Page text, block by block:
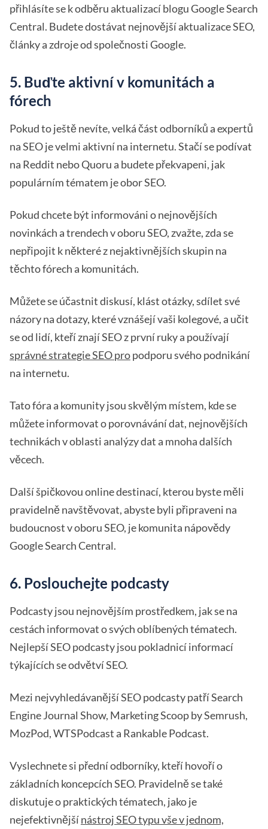
přihlásíte se k odběru aktualizací blogu Google Search
Central. Budete dostávat nejnovější aktualizace SEO,
články a zdroje od společnosti Google.
5. Buďte aktivní v komunitách a
fórech
Pokud to ještě nevíte, velká část odborníků a expertů
na SEO je velmi aktivní na internetu. Stačí se podívat
na Reddit nebo Quoru a budete překvapeni, jak
populárním tématem je obor SEO.
Pokud chcete být informováni o nejnovějších
novinkách a trendech v oboru SEO, zvažte, zda se
nepřipojit k některé z nejaktivnějších skupin na
těchto fórech a komunitách.
Můžete se účastnit diskusí, klást otázky, sdílet své
názory na dotazy, které vznášejí vaši kolegové, a učit
se od lidí, kteří znají SEO z první ruky a používají
správné strategie SEO propodporu svého podnikání
na internetu.
Tato fóra a komunity jsou skvělým místem, kde se
můžete informovat o porovnávání dat, nejnovějších
technikách v oblasti analýzy dat a mnoha dalších
věcech.
Další špičkovou online destinací, kterou byste měli
pravidelně navštěvovat, abyste byli připraveni na
budoucnost v oboru SEO, je komunita nápovědy
Google Search Central.
6. Poslouchejte podcasty
Podcasty jsou nejnovějším prostředkem, jak se na
cestách informovat o svých oblíbených tématech.
Nejlepší SEO podcasty jsou pokladnicí informací
týkajících se odvětví SEO.
Mezi nejvyhledávanější SEO podcasty patří Search
Engine Journal Show, Marketing Scoop by Semrush,
MozPod, WTSPodcast a Rankable Podcast.
Vyslechnete si přední odborníky, kteří hovoří o
základních koncepcích SEO. Pravidelně se také
diskutuje o praktických tématech, jako je
nejefektivnějšínástroj SEO typu vše v jednom,